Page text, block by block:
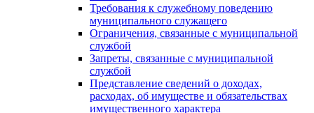
Требования к служебному поведению
муниципального служащего
Ограничения, связанные с муниципальной
службой
Запреты, связанные с муниципальной
службой
Представление сведений о доходах,
расходах, об имуществе и обязательствах
имущественного характера